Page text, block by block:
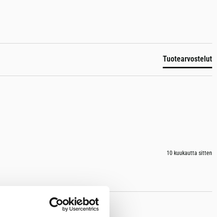
Tuotearvostelut
10 kuukautta sitten